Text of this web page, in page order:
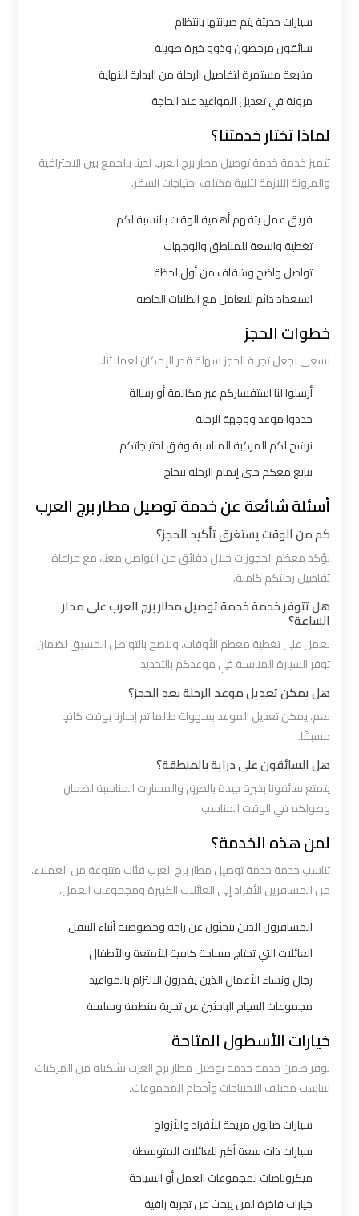
سيارات حديثة يتم صيانتها بانتظام
سائقون مرخصون وذوو خبرة طويلة
متابعة مستمرة لتفاصيل الرحلة من البداية للنهاية
مرونة في تعديل المواعيد عند الحاجة
لماذا تختار خدمتنا؟
تتميز خدمة خدمة توصيل مطار برج العرب لدينا بالجمع بين الاحترافية
والمرونة اللازمة لتلبية مختلف احتياجات السفر.
فريق عمل يتفهم أهمية الوقت بالنسبة لكم
تغطية واسعة للمناطق والوجهات
تواصل واضح وشفاف من أول لحظة
استعداد دائم للتعامل مع الطلبات الخاصة
خطوات الحجز
نسعى لجعل تجربة الحجز سهلة قدر الإمكان لعملائنا.
أرسلوا لنا استفساركم عبر مكالمة أو رسالة
حددوا موعد ووجهة الرحلة
نرشح لكم المركبة المناسبة وفق احتياجاتكم
نتابع معكم حتى إتمام الرحلة بنجاح
أسئلة شائعة عن خدمة توصيل مطار برج العرب
كم من الوقت يستغرق تأكيد الحجز؟
نؤكد معظم الحجوزات خلال دقائق من التواصل معنا، مع مراعاة
تفاصيل رحلتكم كاملة.
هل تتوفر خدمة خدمة توصيل مطار برج العرب على مدار
الساعة؟
نعمل على تغطية معظم الأوقات، وننصح بالتواصل المسبق لضمان
توفر السيارة المناسبة في موعدكم بالتحديد.
هل يمكن تعديل موعد الرحلة بعد الحجز؟
نعم، يمكن تعديل الموعد بسهولة طالما تم إخبارنا بوقت كافٍ
مسبقًا.
هل السائقون على دراية بالمنطقة؟
يتمتع سائقونا بخبرة جيدة بالطرق والمسارات المناسبة لضمان
وصولكم في الوقت المناسب.
لمن هذه الخدمة؟
تناسب خدمة خدمة توصيل مطار برج العرب فئات متنوعة من العملاء،
من المسافرين الأفراد إلى العائلات الكبيرة ومجموعات العمل.
المسافرون الذين يبحثون عن راحة وخصوصية أثناء التنقل
العائلات التي تحتاج مساحة كافية للأمتعة والأطفال
رجال ونساء الأعمال الذين يقدرون الالتزام بالمواعيد
مجموعات السياح الباحثين عن تجربة منظمة وسلسة
خيارات الأسطول المتاحة
نوفر ضمن خدمة خدمة توصيل مطار برج العرب تشكيلة من المركبات
لتناسب مختلف الاحتياجات وأحجام المجموعات.
سيارات صالون مريحة للأفراد والأزواج
سيارات ذات سعة أكبر للعائلات المتوسطة
ميكروباصات لمجموعات العمل أو السياحة
خيارات فاخرة لمن يبحث عن تجربة راقية
القاهرة
ليموزين
الاسكندريه
الاسكندريه
السويس
الاسكندريه
ليموزين
الاسكندريه
مطروح
ليموزين
الأحمر
القاهرة
ليموزين
السخنة
القاهرة
اسكندرية
ليموزين
توصيل
المطار